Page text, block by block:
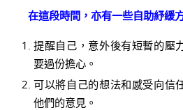
在這段時間，亦有一些自助紓緩方
提醒自己，意外後有短暫的壓
要過份擔心。
可以將自己的想法和感受向信
他們的意見。